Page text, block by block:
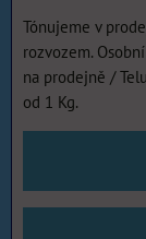
Tónujeme v
rozvozem.
na prodejně /
od 1 Kg.